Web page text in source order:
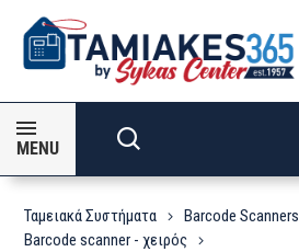
MENU
Ταμειακά Συστήματα
Barcode Scanners
Barcode scanner - χειρός